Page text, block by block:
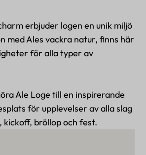
erbjuder logen en unik miljö
med Ales vackra natur, finns här
för alla typer av
Ale Loge till en inspirerande
för upplevelser av alla slag
bröllop och fest.